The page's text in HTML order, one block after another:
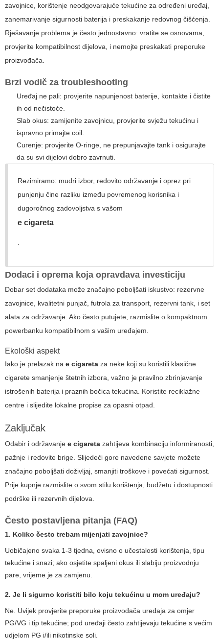
zavojnice, korištenje neodgovarajuće tekućine za određeni uređaj,
zanemarivanje sigurnosti baterija i preskakanje redovnog čišćenja.
Rješavanje problema je često jednostavno: vratite se osnovama,
provjerite kompatibilnost dijelova, i nemojte preskakati preporuke
proizvođača.
Brzi vodič za troubleshooting
Uređaj ne pali: provjerite napunjenost baterije, kontakte i čistite
ih od nečistoće.
Slab okus: zamijenite zavojnicu, provjerite svježu tekućinu i
ispravno primajte coil.
Curenje: provjerite O-ringe, ne prepunjavajte tank i osigurajte
da su svi dijelovi dobro zavrnuti.
Rezimiramo: mudri izbor, redovito održavanje i oprez pri
punjenju čine razliku između povremenog korisnika i
dugoročnog zadovoljstva s vašom
e cigareta
Dodaci i oprema koja opravdava investiciju
Dobar set dodataka može značajno poboljšati iskustvo: rezervne
zavojnice, kvalitetni punjač, futrola za transport, rezervni tank, i set
alata za održavanje. Ako često putujete, razmislite o kompaktnom
powerbanku kompatibilnom s vašim uređajem.
Ekološki aspekt
Iako je prelazak na e cigareta za neke koji su koristili klasične
cigarete smanjenje štetnih izbora, važno je pravilno zbrinjavanje
istrošenih baterija i praznih bočica tekućina. Koristite reciklažne
centre i slijedite lokalne propise za opasni otpad.
Zaključak
Odabir i održavanje e cigareta zahtijeva kombinaciju informiranosti,
pažnje i redovite brige. Slijedeći gore navedene savjete možete
značajno poboljšati doživljaj, smanjiti troškove i povećati sigurnost.
Prije kupnje razmislite o svom stilu korištenja, budžetu i dostupnosti
podrške ili rezervnih dijelova.
Često postavljena pitanja (FAQ)
1. Koliko često trebam mijenjati zavojnice?
Uobičajeno svaka 1-3 tjedna, ovisno o učestalosti korištenja, tipu
tekućine i snazi; ako osjetite spaljeni okus ili slabiju proizvodnju
pare, vrijeme je za zamjenu.
2. Je li sigurno koristiti bilo koju tekućinu u mom uređaju?
Ne. Uvijek provjerite preporuke proizvođača uređaja za omjer
PG/VG i tip tekućine; pod uređaji često zahtijevaju tekućine s većim
udjelom PG i/ili nikotinske soli.